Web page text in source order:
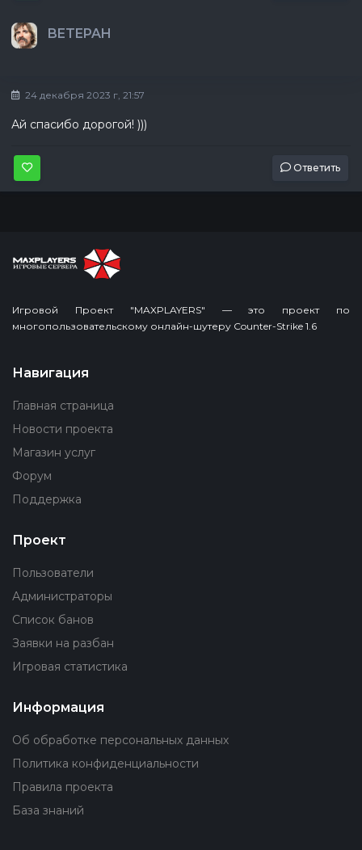
BETEPAH
24 декабря 2023 г, 21:57
Ай спасибо дорогой! )))
Ответить
Игровой Проект "MAXPLAYERS" — это проект по
многопользовательскому онлайн-шутеру Counter-Strike 1.6
Навигация
Главная страница
Новости проекта
Магазин услуг
Форум
Поддержка
Проект
Пользователи
Администраторы
Список банов
Заявки на разбан
Игровая статистика
Информация
Об обработке персональных данных
Политика конфиденциальности
Правила проекта
База знаний